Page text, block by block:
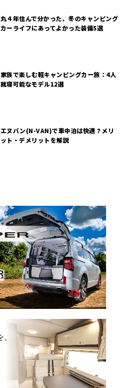
丸４年住んで分かった、冬のキャンピング
カーライフにあってよかった装備5選
家族で楽しむ軽キャンピングカー旅：4人
就寝可能なモデル12選
エヌバン(N-VAN)で車中泊は快適？メリ
ット・デメリットを解説